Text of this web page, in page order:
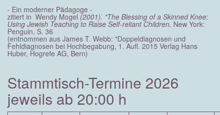
- Ein moderner Pädagoge -
zitiert in Wendy Mogel (2001). "The Blessing of a Skinned Knee:
Using Jewish Teaching to Raise Self-reliant Children. New York:
Penguin, S. 36
(entnommen aus James T. Webb: "Doppeldiagnosen und
Fehldiagnosen bei Hochbegabung, 1. Aufl. 2015 Verlag Hans
Huber, Hogrefe AG, Bern)
Stammtisch-Termine 2026
jeweils ab 20:00 h